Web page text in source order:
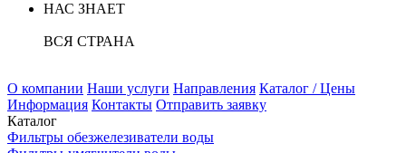
НАС ЗНАЕТ
ВСЯ СТРАНА
О компании Наши услуги Направления Каталог / Цены
Информация Контакты Отправить заявку
Каталог
Фильтры обезжелезиватели воды